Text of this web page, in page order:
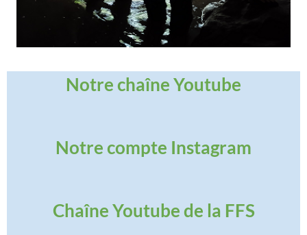
Notre chaîne Youtube
Notre compte Instagram
Chaîne Youtube de la FFS